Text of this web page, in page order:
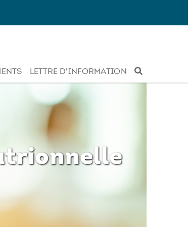
LETTRE D'INFORMATION